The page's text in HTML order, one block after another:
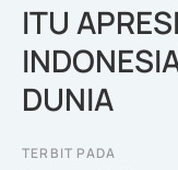
ITU
DUNIA
TERBIT PADA